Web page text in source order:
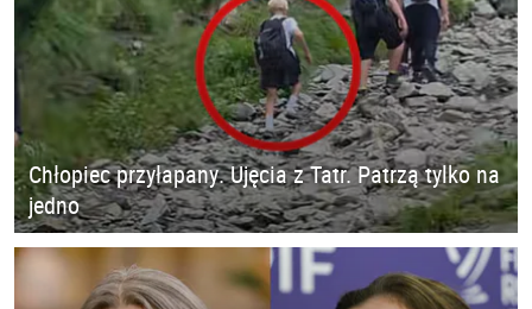
Chłopiec przyłapany. Ujęcia z Tatr. Patrzą tylko na
jedno